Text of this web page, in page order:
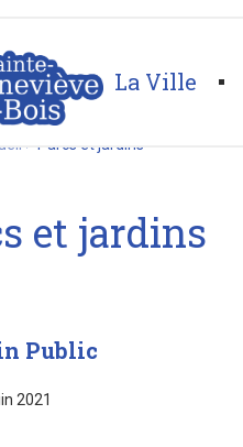
La Ville
> Parcs et jardins
et jardins
Public
2021